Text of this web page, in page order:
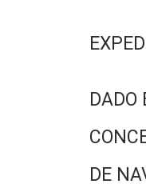
DADO
DE